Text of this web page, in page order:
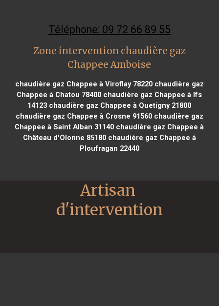
Téléphone: 09 72 66 89 55
Zone intervention chaudière gaz
Chappee Amboise
chaudière gaz Chappee à Viroflay 78220chaudière gaz
Chappee à Chatou 78400 chaudière gaz Chappee à Ifs
14123 chaudière gaz Chappee à Quetigny 21800
chaudière gaz Chappee à Crosne 91560chaudière gaz
Chappee à Saint Alban 31140 chaudière gaz Chappee à
Château d'Olonne 85180chaudière gaz Chappee à
Ploufragan 22440
Artisan
d'intervention